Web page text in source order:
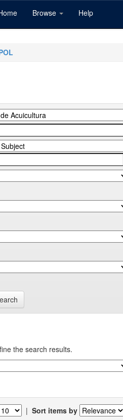
Browse Help
the search results.
| Sort items by